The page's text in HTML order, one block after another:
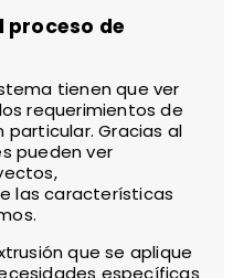
proceso de
tienen que ver
requerimientos de
Gracias al
pueden ver
las características
que se aplique
específicas